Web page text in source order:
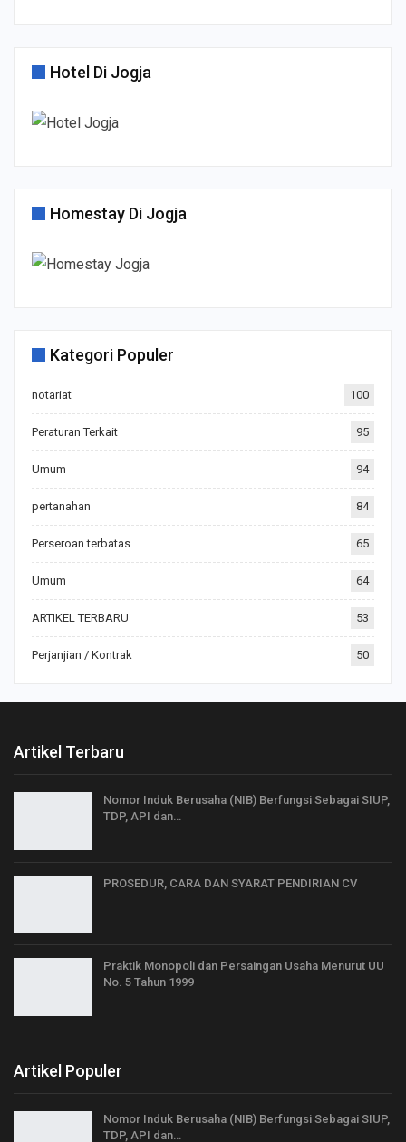
Hotel Di Jogja
Homestay Di Jogja
Kategori Populer
notariat 100
Peraturan Terkait 95
Umum 94
pertanahan 84
Perseroan terbatas 65
Umum 64
ARTIKEL TERBARU 53
Perjanjian / Kontrak 50
Artikel Terbaru
Nomor Induk Berusaha (NIB) Berfungsi Sebagai SIUP,
TDP, API dan…
PROSEDUR, CARA DAN SYARAT PENDIRIAN CV
Praktik Monopoli dan Persaingan Usaha Menurut UU
No. 5 Tahun 1999
Artikel Populer
Nomor Induk Berusaha (NIB) Berfungsi Sebagai SIUP,
TDP, API dan…